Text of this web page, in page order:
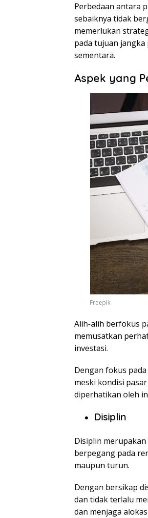
Perbedaan antara
sebaiknya tidak
memerlukan
pada tujuan
sementara.
Aspek yang
Freepik
Alih-alih berfokus
memusatkan
investasi.
Dengan fokus
meski kondisi
diperhatikan oleh
Disiplin
Disiplin
berpegang pada
maupun turun.
Dengan bersikap
dan tidak terlalu
dan menjaga